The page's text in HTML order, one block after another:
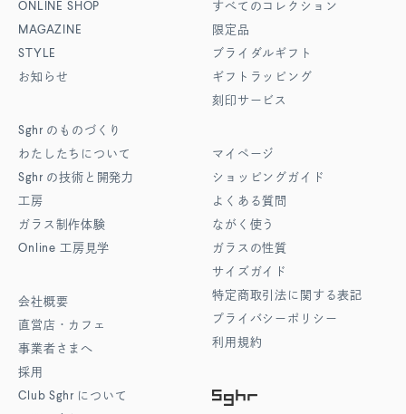
ONLINE SHOP
MAGAZINE
STYLE
お知らせ
Sghr のものづくり
わたしたちについて
Sghr の技術と開発力
工房
ガラス制作体験
Online 工房見学
会社概要
直営店・カフェ
事業者さまへ
採用
Club Sghr について
すべてのコレクション
限定品
ブライダルギフト
ギフトラッピング
刻印サービス
マイページ
ショッピングガイド
よくある質問
ながく使う
ガラスの性質
サイズガイド
特定商取引法に関する表記
プライバシーポリシー
利用規約